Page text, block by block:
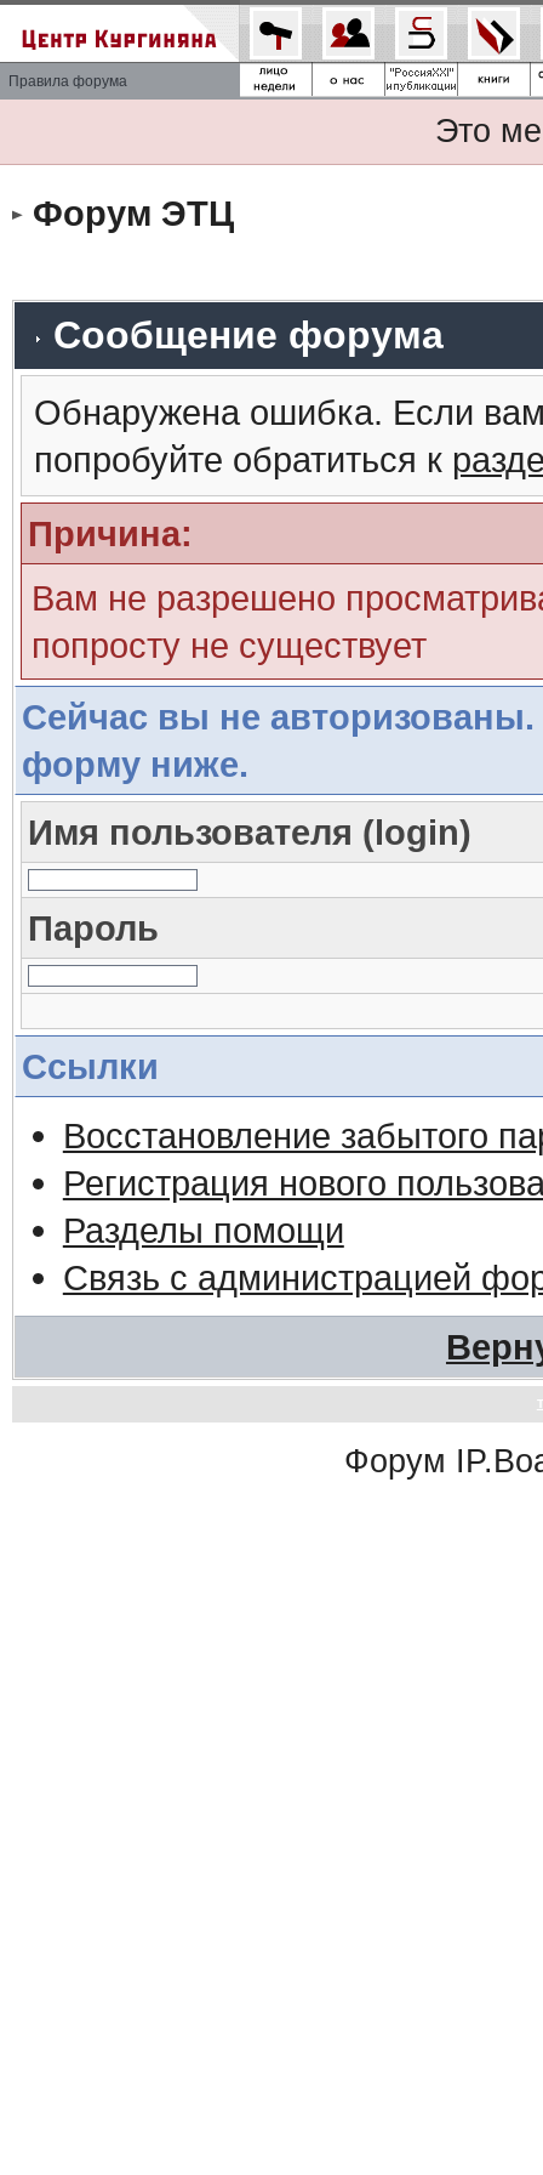
Правила форума
Это
Форум ЭТЦ
Сообщение форума
Обнаружена ошибка. Если
попробуйте обратиться к
Причина:
Вам не разрешено
попросту не существует
Сейчас вы не авторизованы.
форму ниже.
Имя пользователя (login)
Пароль
Ссылки
Восстановление забытого
Регистрация нового
Разделы помощи
Связь с администрацией
Форум